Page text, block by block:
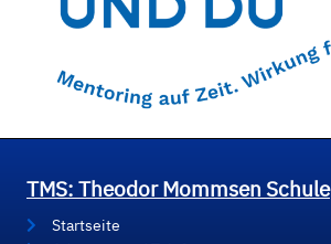
TMS: Theodor Mommsen Schule
Startseite